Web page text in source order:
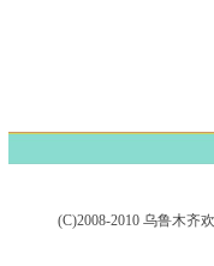
(C)2008-2010 乌鲁木